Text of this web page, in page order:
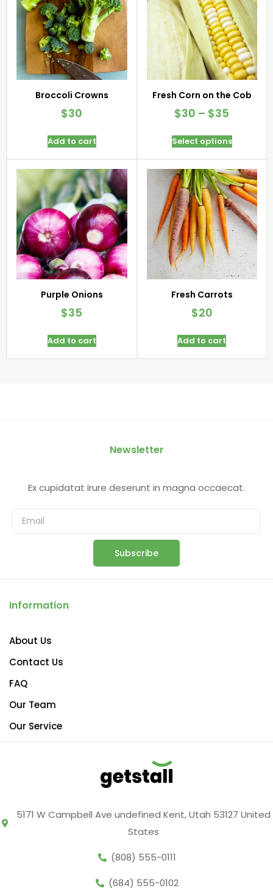
Broccoli Crowns
$30
Add to cart
Fresh Corn on the Cob
$30 – $35
Select options
Purple Onions
$35
Add to cart
Fresh Carrots
$20
Add to cart
5171 W Campbell Ave undefined Kent, Utah 53127 United
States
(808) 555-0111
(684) 555-0102
Information
About Us
Contact Us
FAQ
Our Team
Our Service
Newsletter
Ex cupidatat irure deserunt in magna occaecat.
Subscribe